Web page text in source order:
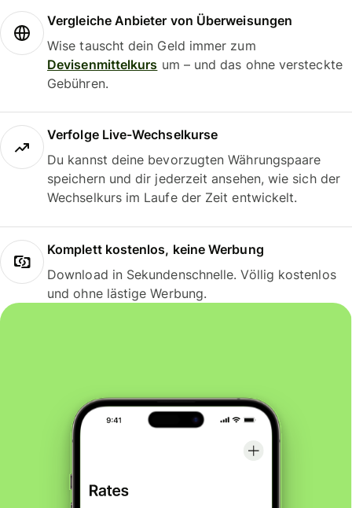
Vergleiche Anbieter von Überweisungen
Wise tauscht dein Geld immer zum
Devisenmittelkurs um – und das ohne versteckte
Gebühren.
Verfolge Live-Wechselkurse
Du kannst deine bevorzugten Währungspaare
speichern und dir jederzeit ansehen, wie sich der
Wechselkurs im Laufe der Zeit entwickelt.
Komplett kostenlos, keine Werbung
Download in Sekundenschnelle. Völlig kostenlos
und ohne lästige Werbung.